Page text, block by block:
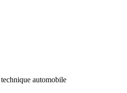
automobile